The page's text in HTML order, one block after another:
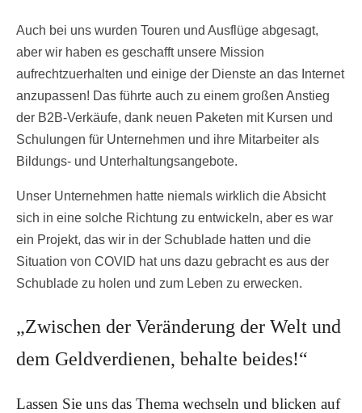
Auch bei uns wurden Touren und Ausflüge abgesagt,
aber wir haben es geschafft unsere Mission
aufrechtzuerhalten und einige der Dienste an das Internet
anzupassen! Das führte auch zu einem großen Anstieg
der B2B-Verkäufe, dank neuen Paketen mit Kursen und
Schulungen für Unternehmen und ihre Mitarbeiter als
Bildungs- und Unterhaltungsangebote.
Unser Unternehmen hatte niemals wirklich die Absicht
sich in eine solche Richtung zu entwickeln, aber es war
ein Projekt, das wir in der Schublade hatten und die
Situation von COVID hat uns dazu gebracht es aus der
Schublade zu holen und zum Leben zu erwecken.
„Zwischen der Veränderung der Welt und
dem Geldverdienen, behalte beides!“
Lassen Sie uns das Thema wechseln und blicken auf